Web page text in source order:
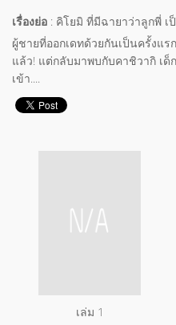
เรื่องย่อ : คิโยมิ ที่มีฉายาว่าลูกพี่
ผู้ชายที่ออกเดทด้วยกันเป็นครั้งแ
แล้ว! แต่กลับมาพบกับคาชิวากิ เด็
เข้า....
เล่ม 1